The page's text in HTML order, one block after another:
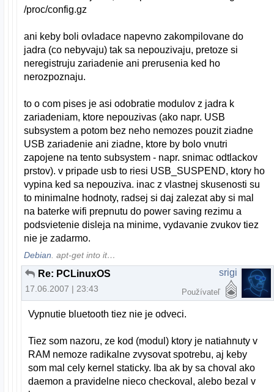
/proc/config.gz
ani keby boli ovladace napevno zakompilovane do
jadra (co nebyvaju) tak sa nepouzivaju, pretoze si
neregistruju zariadenie ani prerusenia ked ho
nerozpoznaju.
to o com pises je asi odobratie modulov z jadra k
zariadeniam, ktore nepouzivas (ako napr. USB
subsystem a potom bez neho nemozes pouzit ziadne
USB zariadenie ani ziadne, ktore by bolo vnutri
zapojene na tento subsystem - napr. snimac odtlackov
prstov). v pripade usb to riesi USB_SUSPEND, ktory ho
vypina ked sa nepouziva. inac z vlastnej skusenosti su
to minimalne hodnoty, radsej si daj zalezat aby si mal
na baterke wifi prepnutu do power saving rezimu a
podsvietenie disleja na minime, vydavanie zvukov tiez
nie je zadarmo.
Debian . apt-get into it…
Re: PCLinuxOS
17.06.2007 | 23:43
srigi
Používateľ
Vypnutie bluetooth tiez nie je odveci.
Tiez som nazoru, ze kod (modul) ktory je natiahnuty v
RAM nemoze radikalne zvysovat spotrebu, aj keby
som mal cely kernel staticky. Iba ak by sa choval ako
daemon a pravidelne nieco checkoval, alebo bezal v